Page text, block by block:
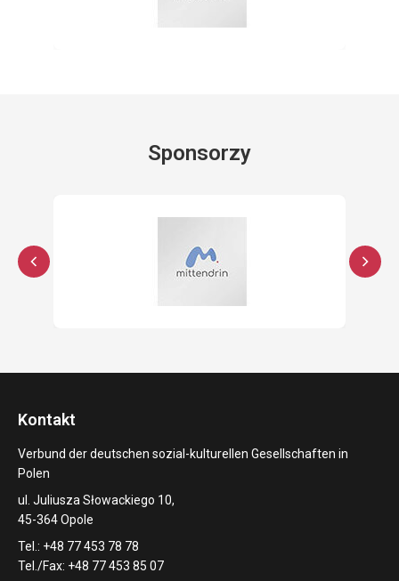
Sponsorzy
Kontakt
Verbund der deutschen sozial-kulturellen Gesellschaften in
Polen
ul. Juliusza Słowackiego 10,
45-364 Opole
Tel.: +48 77 453 78 78
Tel./Fax: +48 77 453 85 07